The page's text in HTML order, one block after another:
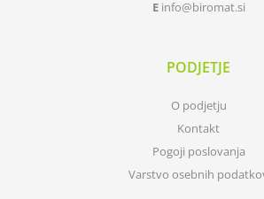
E info biromat.si
PODJETJE
O podjetju
Kontakt
Pogoji poslovanja
Varstvo osebnih